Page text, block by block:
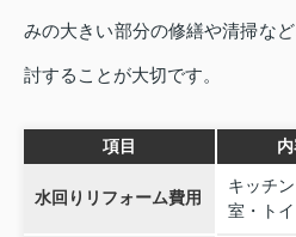
みの大きい部分の修繕や清掃な
討することが大切です。
項目
水回りリフォーム費用
キッチ
室・ト